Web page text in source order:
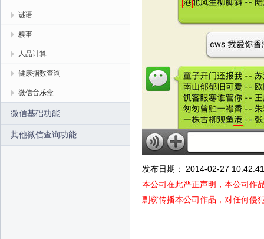
谜语
糗事
人品计算
健康指数查询
微信音乐盒
微信基础功能
其他微信查询功能
发布日期： 2014-02-27 10:42:41
本公司在此严正声明，本公司作
剽窃传播本公司作品，对任何侵